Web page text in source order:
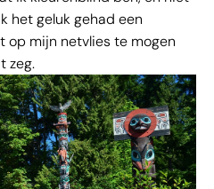
het geluk gehad een
op mijn netvlies te mogen
zeg.